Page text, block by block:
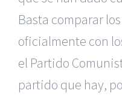
Basta comparar
oficialmente con
el Partido
partido que hay,